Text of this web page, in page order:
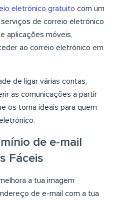
eletrónico gratuito com um
de correio eletrónico
aplicações móveis,
ao correio eletrónico em
de ligar várias contas,
as comunicações a partir
os torna ideais para quem
de e-mail
Fáceis
a tua imagem
de e-mail com a tua